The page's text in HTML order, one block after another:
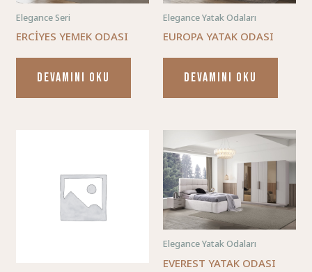
Elegance Seri
ERCİYES YEMEK ODASI
DEVAMINI OKU
Elegance Yatak Odaları
EUROPA YATAK ODASI
DEVAMINI OKU
Elegance Yatak Odaları
EVEREST YATAK ODASI